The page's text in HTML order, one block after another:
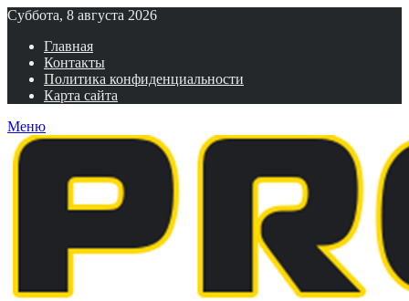
Суббота, 8 августа 2026
Главная
Контакты
Политика конфиденциальности
Карта сайта
Меню